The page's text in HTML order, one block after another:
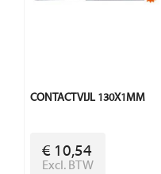
CONTACTVIJL 130X1MM
€ 10,54
Excl. BTW